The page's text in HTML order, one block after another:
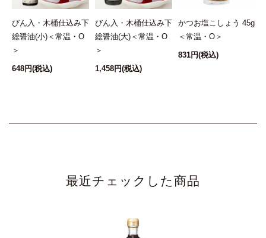
びん入・木桶仕込み下
総醤油(小)＜常温・O
＞
648円(税込)
びん入・木桶仕込み下
総醤油(大)＜常温・O
＞
1,458円(税込)
かつお塩こしょう 45g
＜常温・O＞
831円(税込)
最近チェックした商品